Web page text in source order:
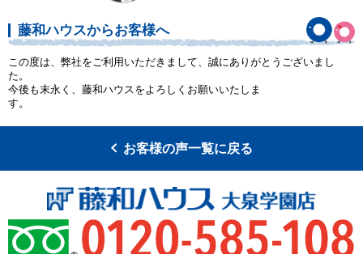
藤和ハウスからお客様へ
この度は、弊社をご利用いただきまして、誠にありがとうございまし
た。
今後も末永く、藤和ハウスをよろしくお願いいたしま
す
お客様の声一覧に戻る